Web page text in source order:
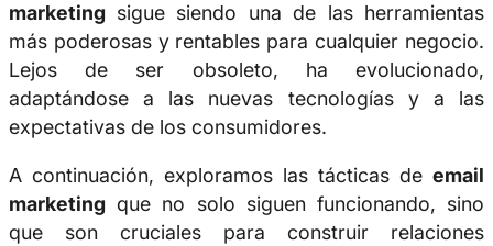
marketing sigue siendo una de las herramientas
más poderosas y rentables para cualquier negocio.
Lejos de ser obsoleto, ha evolucionado,
adaptándose a las nuevas tecnologías y a las
expectativas de los consumidores.
A continuación, exploramos las tácticas de email
marketing que no solo siguen funcionando, sino
que son cruciales para construir relaciones